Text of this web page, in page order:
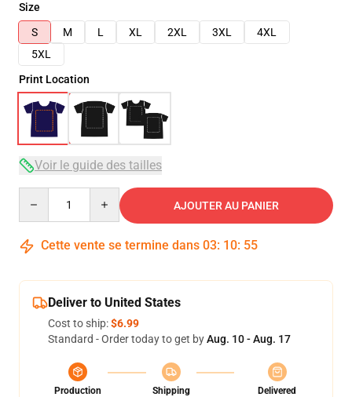
Size
S
M L XL 2XL 3XL
4XL
5XL
Print Location
Voir le guide des tailles
AJOUTER AU PANIER
Cette vente se termine dans 03: 10: 54
Deliver to United States
Cost to ship:$6.99
Standard - Order today to get byAug. 10 - Aug. 17
Production
Shipping
Delivered